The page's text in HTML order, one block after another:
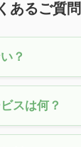
あるご質問
？
スは何？